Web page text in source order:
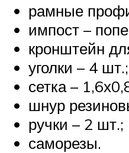
рамные
импост –
кронштейн
уголки – 4 шт.;
сетка –
шнур
ручки – 2 шт.;
саморезы.